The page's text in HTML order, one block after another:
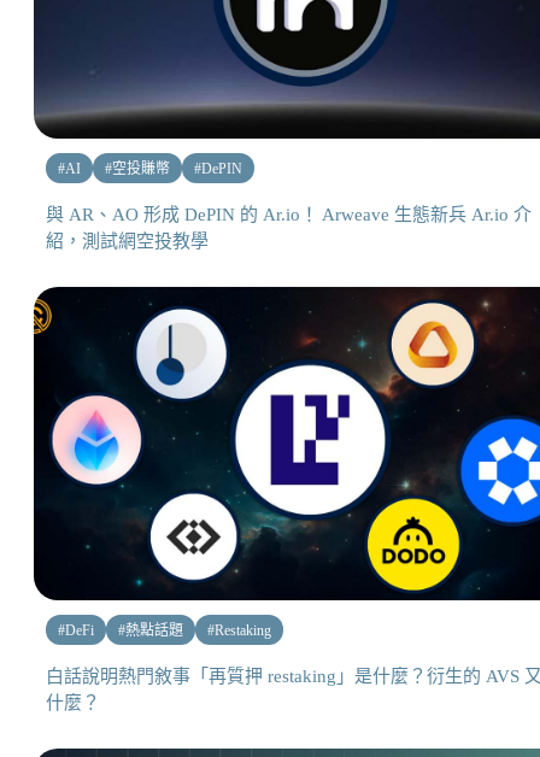
#AI #空投賺幣 #DePIN
與 AR、AO 形成 DePIN 的 Ar.io！ Arweave 生態新兵 Ar.io 介
紹，測試網空投教學
#DeFi #熱點話題 #Restaking
白話說明熱門敘事「再質押 restaking」是什麼？衍生的 AVS
什麼？